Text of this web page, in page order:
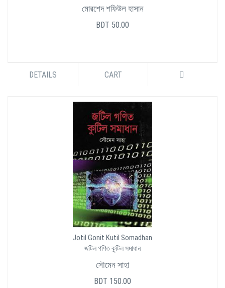
মোরশেদ শফিউল হাসান
BDT 50.00
DETAILS CART
Jotil Gonit Kutil Somadhan
জটিল গণিত কুটিল সমাধান
সৌমেন সাহা
BDT 150.00